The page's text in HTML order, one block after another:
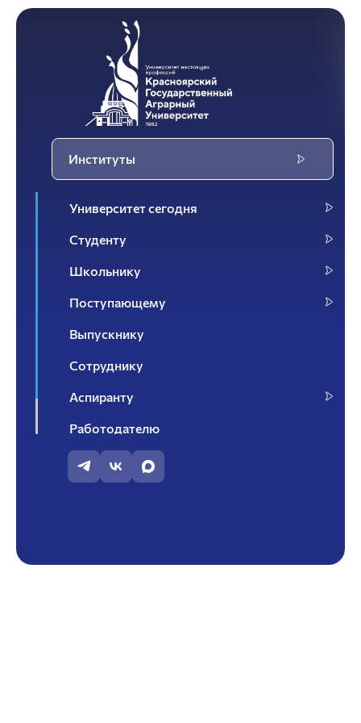
Институты
Университет сегодня
Студенту
Школьнику
Поступающему
Выпускнику
Сотруднику
Аспиранту
Работодателю
Контакты